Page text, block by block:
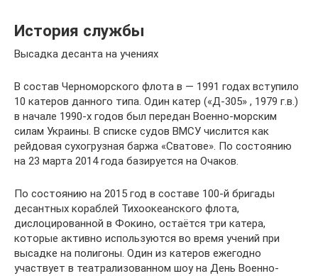
История службы
Высадка десанта на учениях
В состав Черноморского флота в — 1991 годах вступило
10 катеров данного типа. Один катер («Д-305» , 1979 г.в.)
в начале 1990-х годов был передан Военно-морским
силам Украины. В списке судов ВМСУ числится как
рейдовая сухогрузная баржа «Сватове». По состоянию
на 23 марта 2014 года базируется на Очаков.
По состоянию на 2015 год в составе 100-й бригады
десантных кораблей Тихоокеанского флота,
дислоцированной в Фокино, остаётся три катера,
которые активно используются во время учений при
высадке на полигоны. Один из катеров ежегодно
участвует в театрализованном шоу на День Военно-